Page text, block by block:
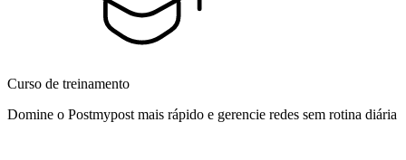
Curso de treinamento
Domine o Postmypost mais rápido e gerencie redes sem rotina diária